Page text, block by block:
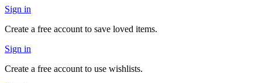
Sign in
Create a free account to save loved items.
Sign in
Create a free account to use wishlists.